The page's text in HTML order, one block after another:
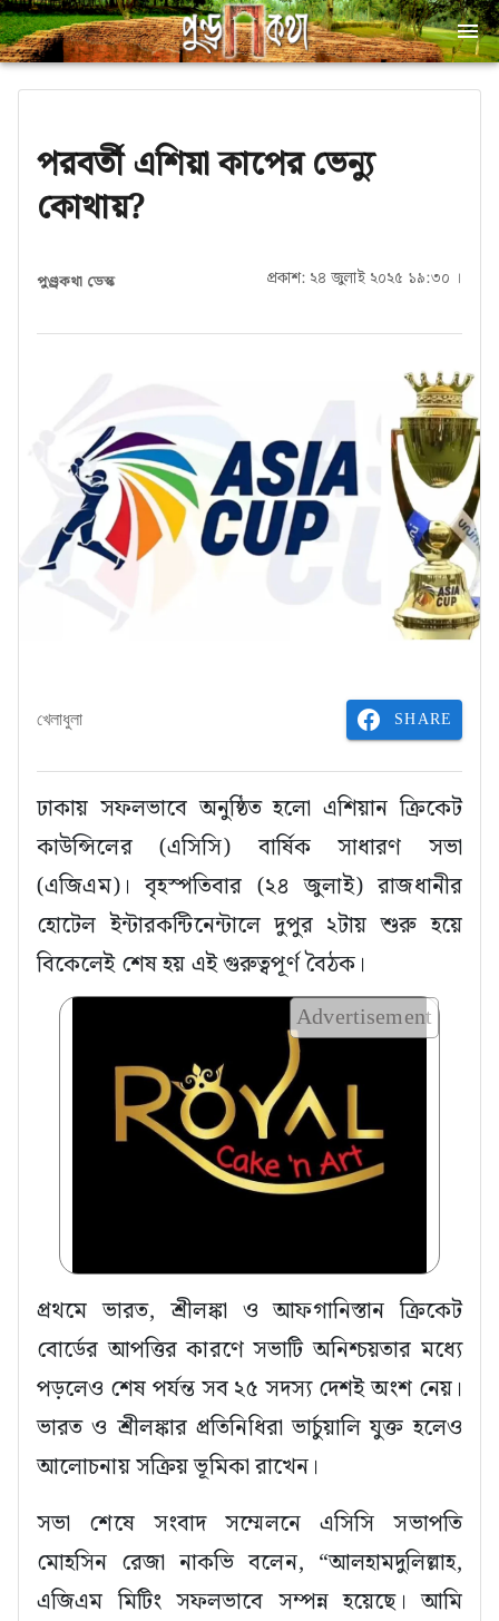
পরবর্তী এশিয়া কাপের ভেন্যু
কোথায়?
পুণ্ড্রকথা ডেস্ক প্রকাশ: ২৪ জুলাই ২০২৫ ১৯:৩০ ।
খেলাধুলা SHARE
ঢাকায় সফলভাবে অনুষ্ঠিত হলো এশিয়ান ক্রিকেট
কাউন্সিলের (এসিসি) বার্ষিক সাধারণ সভা
(এজিএম)। বৃহস্পতিবার (২৪ জুলাই) রাজধানীর
হোটেল ইন্টারকন্টিনেন্টালে দুপুর ২টায় শুরু হয়ে
বিকেলেই শেষ হয় এই গুরুত্বপূর্ণ বৈঠক।
Advertisement
প্রথমে ভারত, শ্রীলঙ্কা ও আফগানিস্তান ক্রিকেট
বোর্ডের আপত্তির কারণে সভাটি অনিশ্চয়তার মধ্যে
পড়লেও শেষ পর্যন্ত সব ২৫ সদস্য দেশই অংশ নেয়।
ভারত ও শ্রীলঙ্কার প্রতিনিধিরা ভার্চুয়ালি যুক্ত হলেও
আলোচনায় সক্রিয় ভূমিকা রাখেন।
সভা শেষে সংবাদ সম্মেলনে এসিসি সভাপতি
মোহসিন রেজা নাকভি বলেন, “আলহামদুলিল্লাহ,
এজিএম মিটিং সফলভাবে সম্পন্ন হয়েছে। আমি